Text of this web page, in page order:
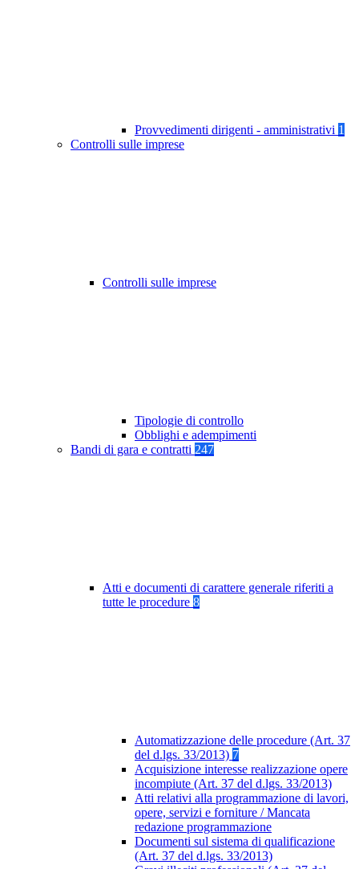
Provvedimenti dirigenti - amministrativi 1
Controlli sulle imprese
Controlli sulle imprese
Tipologie di controllo
Obblighi e adempimenti
Bandi di gara e contratti 247
Atti e documenti di carattere generale riferiti a
tutte le procedure 8
Automatizzazione delle procedure (Art. 37
del d.lgs. 33/2013) 7
Acquisizione interesse realizzazione opere
incompiute (Art. 37 del d.lgs. 33/2013)
Atti relativi alla programmazione di lavori,
opere, servizi e forniture / Mancata
redazione programmazione
Documenti sul sistema di qualificazione
(Art. 37 del d.lgs. 33/2013)